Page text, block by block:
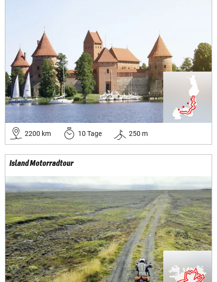
2200 km 10 Tage 250 m
Island Motorradtour